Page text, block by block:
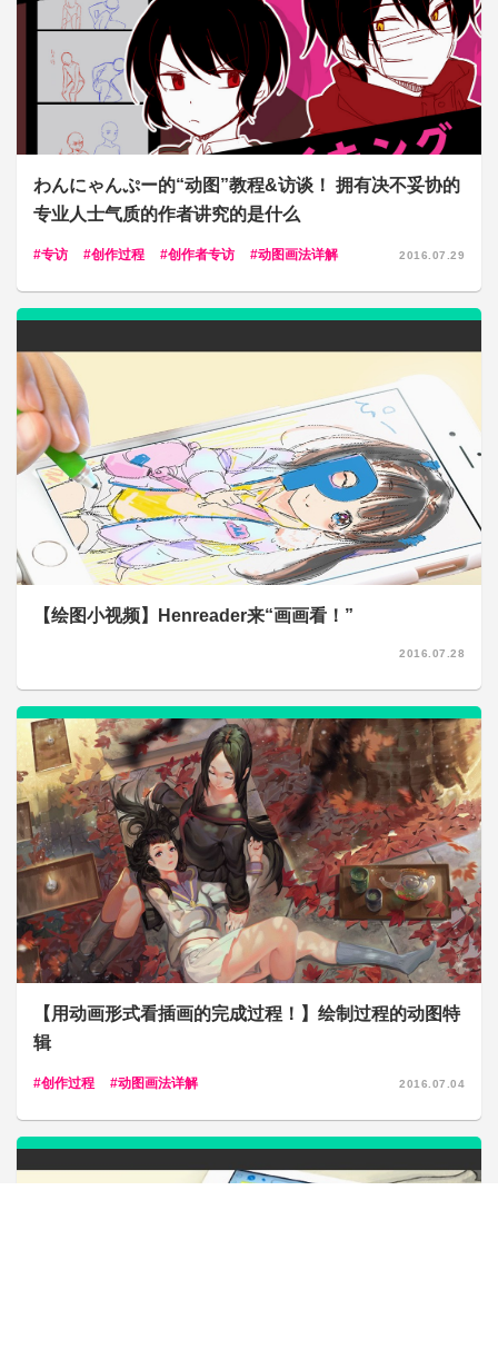
わんにゃんぷー的“动图”教程&访谈！ 拥有决不妥协的
专业人士气质的作者讲究的是什么
专访 创作过程 创作者专访 动图画法详解 2016.07.29
【绘图小视频】Henreader来“画画看！”
2016.07.28
【用动画形式看插画的完成过程！】绘制过程的动图特
辑
创作过程 动图画法详解 2016.07.04